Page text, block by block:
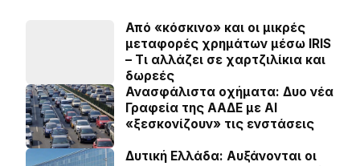
Από «κόσκινο» και οι μικρές
μεταφορές χρημάτων μέσω IRIS
– Τι αλλάζει σε χαρτζιλίκια και
δωρεές
Ανασφάλιστα οχήματα: Δυο νέα
Γραφεία της ΑΑΔΕ με ΑΙ
«ξεσκονίζουν» τις ενστάσεις
Δυτική Ελλάδα: Αυξάνονται οι